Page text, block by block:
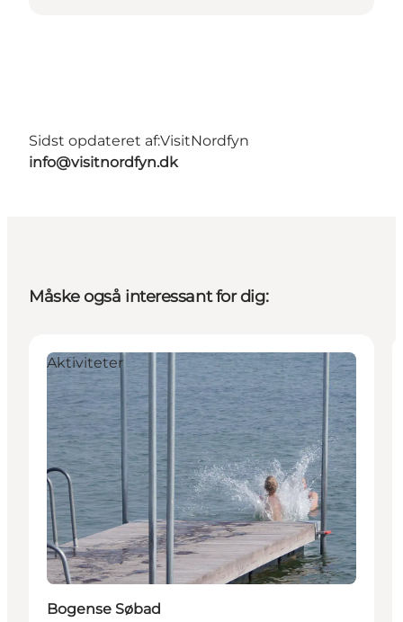
Sidst opdateret af:VisitNordfyn
info@visitnordfyn.dk
Måske også interessant for dig:
Aktiviteter
Bogense Søbad